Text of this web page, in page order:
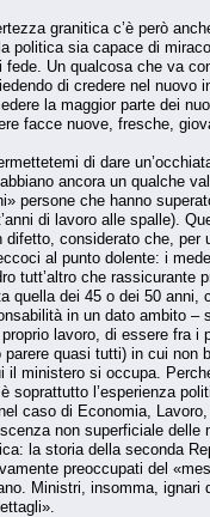
granitica c’è però
politica sia capace di
fede. Un qualcosa che va
di credere nel nuovo
la maggior parte dei
facce nuove, fresche,
di dare
ancora un qualche
persone che hanno
di lavoro alle spalle).
difetto, considerato che,
al punto dolente: i
tutt’altro che rassicurante
quella dei 45 o dei 50
in un dato ambito
lavoro, di essere fra
quasi tutti) in cui non
il ministero si occupa.
soprattutto l’esperienza
caso di Economia,
non superficiale
la storia della seconda
preoccupati del
Ministri, insomma, ignari